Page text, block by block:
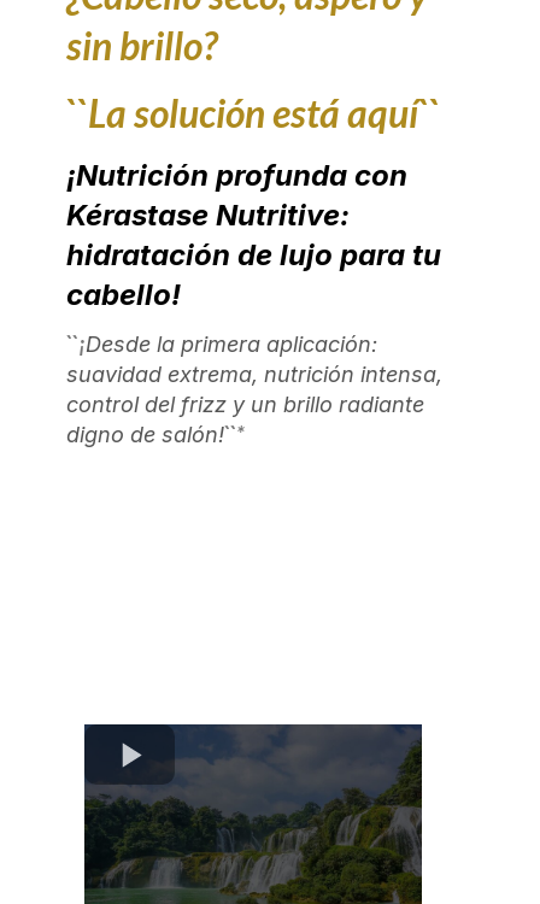
sin brillo?
``La solución está aquí``
¡Nutrición profunda con
Kérastase Nutritive:
hidratación de lujo para tu
cabello!
``¡Desde la primera aplicación:
suavidad extrema, nutrición intensa,
control del frizz y un brillo radiante
digno de salón!``*